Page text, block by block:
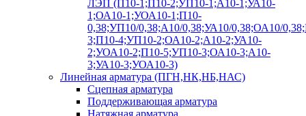
ЛЭП (П10-1;П10-2;УП10-1;А10-1;УА10-
1;ОА10-1;УОА10-1;П10-
0,38;УП10/0,38;А10/0,38;УА10/0,38;ОА10/
3;П10-4;УП10-2;ОА10-2;А10-2;УА10-
2;УОА10-2;П10-5;УП10-3;ОА10-3;А10-
3;УА10-3;УОА10-3)
Линейная арматура (ПГН,НК,НБ,НАС)
Сцепная арматура
Поддерживающая арматура
Натяжная арматура